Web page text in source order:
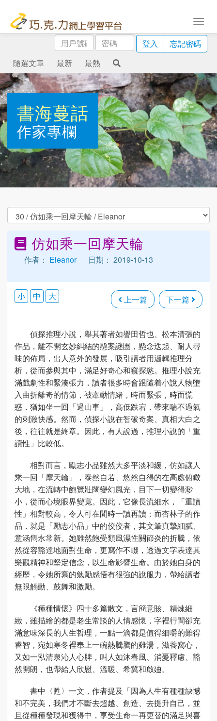
用
戶
號
碼
密
碼
登入
忘記密碼
隨選文章
最新 最熱
書海蔓話
作家專欄
仿如乘一回摩天輪
作者： Eleanor 日期： 2019-10-13
上一篇 下一篇
小 中 大
偵探推理小說，舉其著者如譽田哲也、松本清張的
作品，離不開玄妙糾結的懸案謎團，懸念迭起、耐人尋
味的佈局，出人意外的發展，吸引讀者用邏輯推理分
析，從而參與其中，滿足好奇心和窺探慾。推理小說充
滿戲劇性和緊湊張力，讀者很多時會跟隨着小說人物墮
入曲折離奇的情節，被牽動情緒，時而緊張，時而慌
惑，猶如坐一回「過山車」，高低跌宕，帶來喘不過氣
的刺激快感。然而，偵探小說在智破奇案、真相大白之
後，往往就是終章。因此，有人說過，推理小說的「重
讀性」比較低。
相對而言，勵志小品雖然大多平淡和緩，仿如讓人
乘一回「摩天輪」，泰然自若、悠然自得的在高處俯瞰
大地，在流轉中飽覽壯闊變幻風光，目下一切變得渺
小，從而心境眼界變寬。因此，它像長流細水，「重讀
性」相對較高，令人可在閒時一讀再讀；而杏林子的作
品，就是「勵志小品」中的佼佼者，其文筆真摯細膩、
意涵雋永常新。她雖然飽受類風濕性關節炎的折騰，依
然從容豁達地面對生命，更寫作不輟，透過文字表達其
樂觀精神和堅定信念，以生命影響生命。由於她自身的
經歷，令她所寫的勉勵感悟有很強的說服力，帶給讀者
無限觸動、鼓舞和激勵。
《種種情懷》四十多篇散文，言簡意賅、精煉細
緻，雖描繪的都是老生常談的人情感懷，字裡行間卻充
滿意味深長的人生哲理，一點一滴都是值得細嚼的難得
睿智，宛如寒冬裡奉上一碗熱騰騰的雞湯，滋養窩心，
又如一泓清泉沁人心脾，叫人如沐春風、消憂釋慮、豁
然開朗，也帶給人欣慰、溫暖、希冀和啟廸。
書中〈甦〉一文，作者提及「因為人生有種種缺憾
和不完美，我們才不斷去超越、創造、去提升自己，並
且從種種發現和獲得中，享受生命一再更替的滿足與喜